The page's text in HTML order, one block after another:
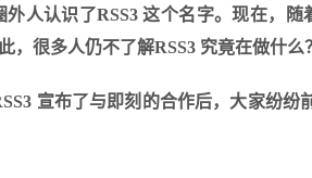
人认识了RSS3 这个名字。现在，随
，很多人仍不了解RSS3 究竟在做什么
宣布了与即刻的合作后，大家纷纷